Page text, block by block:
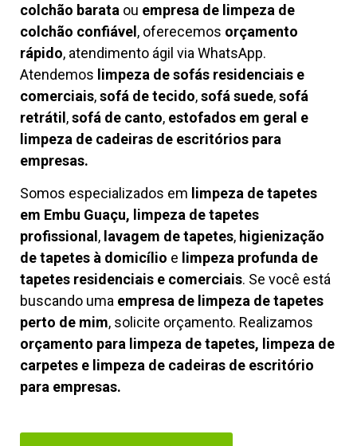
colchão barata ou empresa de limpeza de
colchão confiável, oferecemos orçamento
rápido, atendimento ágil via WhatsApp.
Atendemos limpeza desofás residenciais e
comerciais,sofá de tecido,sofá suede,sofá
retrátil,sofá de canto, estofados em geral e
limpeza de cadeiras de escritórios para
empresas.
Somos especializados em limpeza de tapetes
em Embu Guaçu, limpeza de tapetes
profissional , lavagem de tapetes, higienização
de tapetes à domicílio e limpeza profunda de
tapetes residenciais e comerciais. Se você está
buscando uma empresa de limpeza de tapetes
perto de mim, solicite orçamento. Realizamos
orçamento para limpeza de tapetes, limpeza de
carpetes e limpeza de cadeiras de escritório
para empresas.